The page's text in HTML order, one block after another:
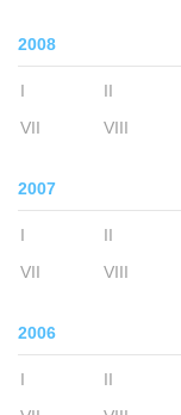
2008
I II
VII
VIII
2007
I II
VII
VIII
2006
I II